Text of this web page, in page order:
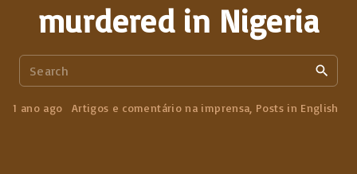
murdered in Nigeria
e
1 ano ago Artigos e comentário na imprensa Posts in English